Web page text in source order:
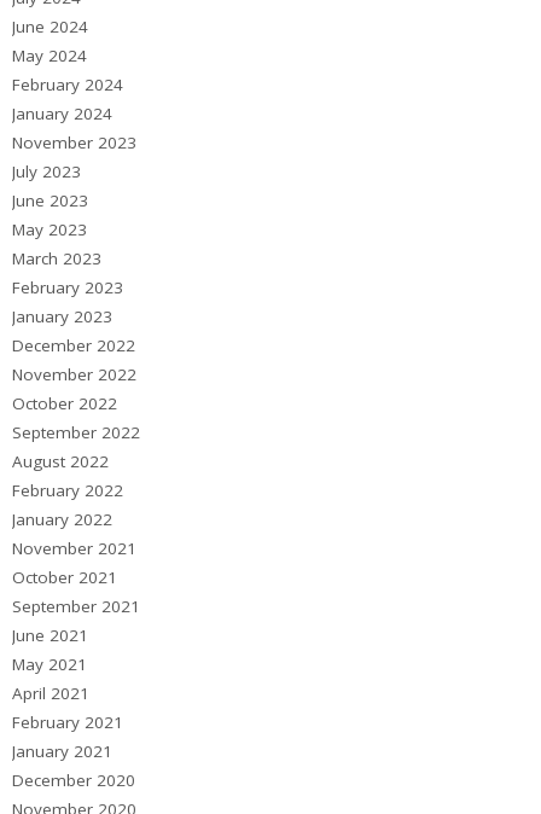
June 2024
May 2024
February 2024
January 2024
November 2023
July 2023
June 2023
May 2023
March 2023
February 2023
January 2023
December 2022
November 2022
October 2022
September 2022
August 2022
February 2022
January 2022
November 2021
October 2021
September 2021
June 2021
May 2021
April 2021
February 2021
January 2021
December 2020